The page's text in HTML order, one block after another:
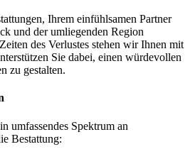
Ihrem einfühlsamen Partner
und der umliegenden Region
des Verlustes stehen wir Ihnen mit
Sie dabei, einen würdevollen
zu gestalten.
umfassendes Spektrum an
Bestattung: